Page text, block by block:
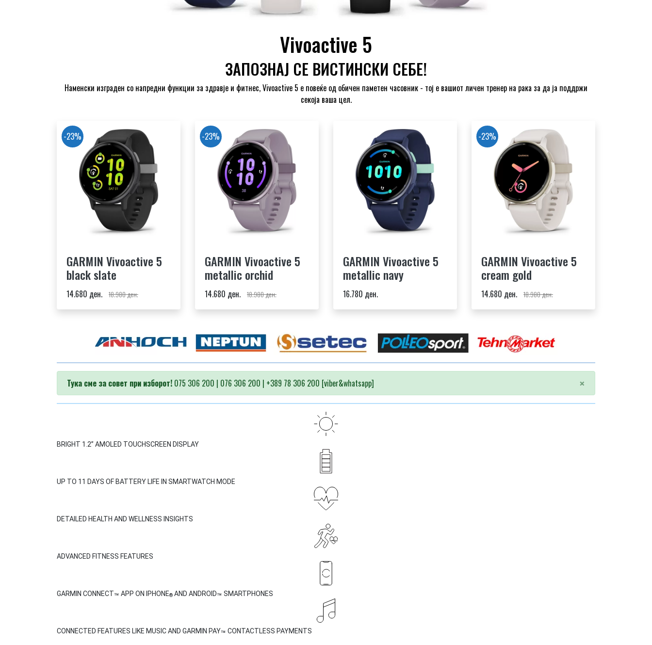
Vivoactive 5
ЗАПОЗНАЈ СЕ ВИСТИНСКИ СЕБЕ!
Наменски изграден со напредни функции за здравје и фитнес, Vivoactive 5 е повеќе од обичен паметен часовник - тој е вашиот личен тренер на рака за да ја поддржи
секоја ваша цел.
-23%
GARMIN Vivoactive 5
black slate
14.680 ден. 18.980 ден.
-23%
GARMIN Vivoactive 5
metallic orchid
14.680 ден. 18.980 ден.
GARMIN Vivoactive 5
metallic navy
16.780 ден.
-23%
GARMIN Vivoactive 5
cream gold
14.680 ден. 18.980 ден.
Тука сме за совет при изборот! 075 306 200 | 076 306 200 | +389 78 306 200 [viber&whatsapp] ×
BRIGHT 1.2” AMOLED TOUCHSCREEN DISPLAY
UP TO 11 DAYS OF BATTERY LIFE IN SMARTWATCH MODE
DETAILED HEALTH AND WELLNESS INSIGHTS
ADVANCED FITNESS FEATURES
GARMIN CONNECT™ APP ON IPHONE® AND ANDROID™ SMARTPHONES
CONNECTED FEATURES LIKE MUSIC AND GARMIN PAY™ CONTACTLESS PAYMENTS